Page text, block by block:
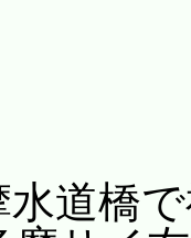
道橋